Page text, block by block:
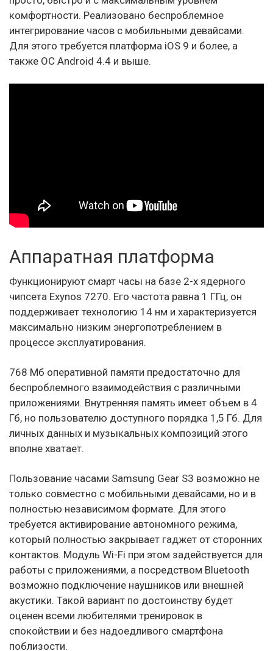
комфортности. Реализовано беспроблемное
интегрирование часов с мобильными девайсами.
Для этого требуется платформа iOS 9 и более, а
также ОС Android 4.4 и выше.
Аппаратная платформа
Функционируют смарт часы на базе 2-х ядерного
чипсета Exynos 7270. Его частота равна 1 ГГц, он
поддерживает технологию 14 нм и характеризуется
максимально низким энергопотреблением в
процессе эксплуатирования.
768 Мб оперативной памяти предостаточно для
беспроблемного взаимодействия с различными
приложениями. Внутренняя память имеет объем в 4
Гб, но пользователю доступного порядка 1,5 Гб. Для
личных данных и музыкальных композиций этого
вполне хватает.
Пользование часами Samsung Gear S3 возможно не
только совместно с мобильными девайсами, но и в
полностью независимом формате. Для этого
требуется активирование автономного режима,
который полностью закрывает гаджет от сторонних
контактов. Модуль Wi-Fi при этом задействуется для
работы с приложениями, а посредством Bluetooth
возможно подключение наушников или внешней
акустики. Такой вариант по достоинству будет
оценен всеми любителями тренировок в
спокойствии и без надоедливого смартфона
поблизости.